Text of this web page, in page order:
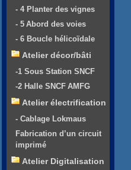
- 4 Planter des vignes
- 5 Abord des voies
- 6 Boucle hélicoïdale
Atelier décor/bâti
-1 Sous Station SNCF
-2 Halle SNCF AMFG
Atelier électrification
- Cablage Lokmaus
Fabrication d’un circuit
imprimé
Atelier Digitalisation